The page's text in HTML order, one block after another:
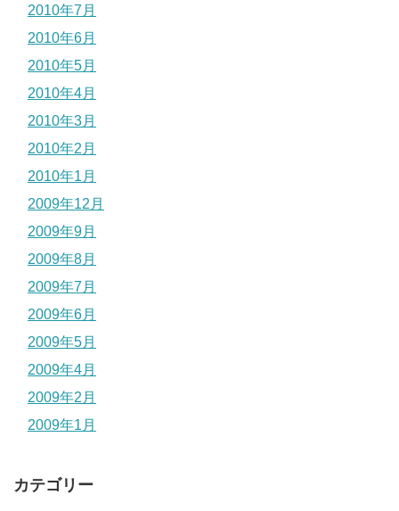
2010年7月
2010年6月
2010年5月
2010年4月
2010年3月
2010年2月
2010年1月
2009年12月
2009年9月
2009年8月
2009年7月
2009年6月
2009年5月
2009年4月
2009年2月
2009年1月
カテゴリー